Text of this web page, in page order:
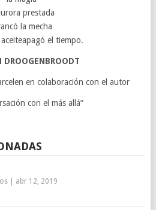
prestada
la mecha
el tiempo.
DROOGENBROODT
en colaboración con el autor
con el más allá”
| abr 12, 2019